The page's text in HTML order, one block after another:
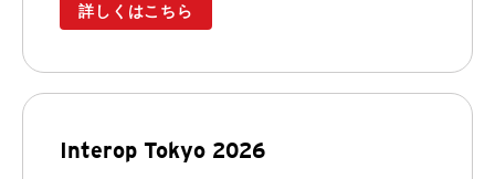
詳しくはこちら
Interop Tokyo 2026